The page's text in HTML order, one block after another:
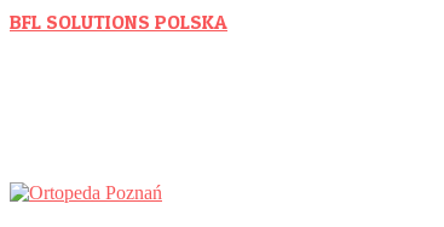
Skip
BFL SOLUTIONS POLSKA